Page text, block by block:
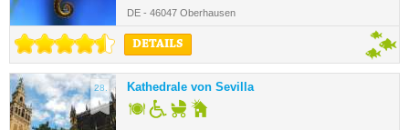
DE - 46047 Oberhausen
DETAILS
28. Kathedrale von Sevilla